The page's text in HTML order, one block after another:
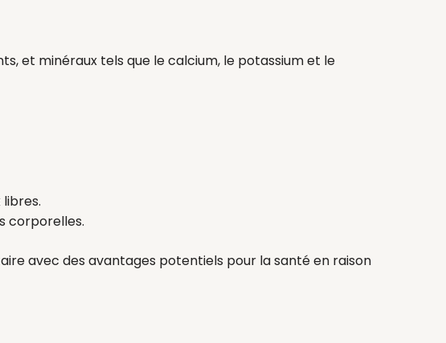
et minéraux tels que le calcium, le potassium et le
corporelles.
avec des avantages potentiels pour la santé en raison